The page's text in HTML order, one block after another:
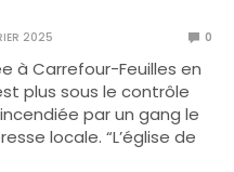
2025 0
à Carrefour-Feuilles en
plus sous le contrôle
par un gang le
locale. “L’église de